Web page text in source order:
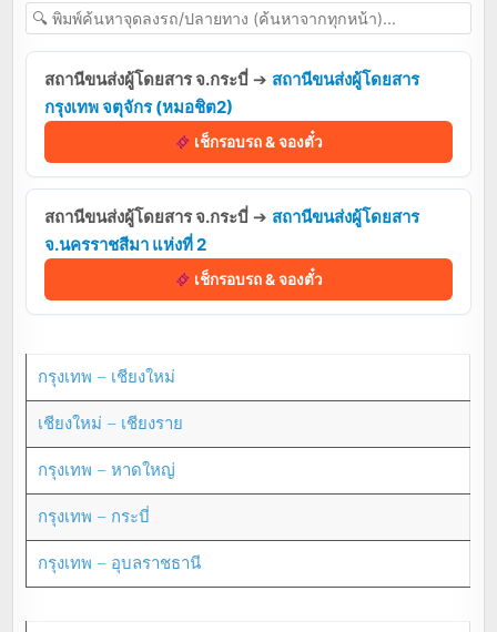
สถานีขนส่งผู้โดยสาร จ.กระบี่ ➔ สถานีขนส่งผู้โดยสาร
กรุงเทพ จตุจักร (หมอชิต2)
เช็กรอบรถ & จองตั๋ว
สถานีขนส่งผู้โดยสาร จ.กระบี่ ➔ สถานีขนส่งผู้โดยสาร
จ.นครราชสีมา แห่งที่ 2
เช็กรอบรถ & จองตั๋ว
กรุงเทพ – เชียงใหม่
เชียงใหม่ – เชียงราย
กรุงเทพ – หาดใหญ่
กรุงเทพ – กระบี่
กรุงเทพ – อุบลราชธานี